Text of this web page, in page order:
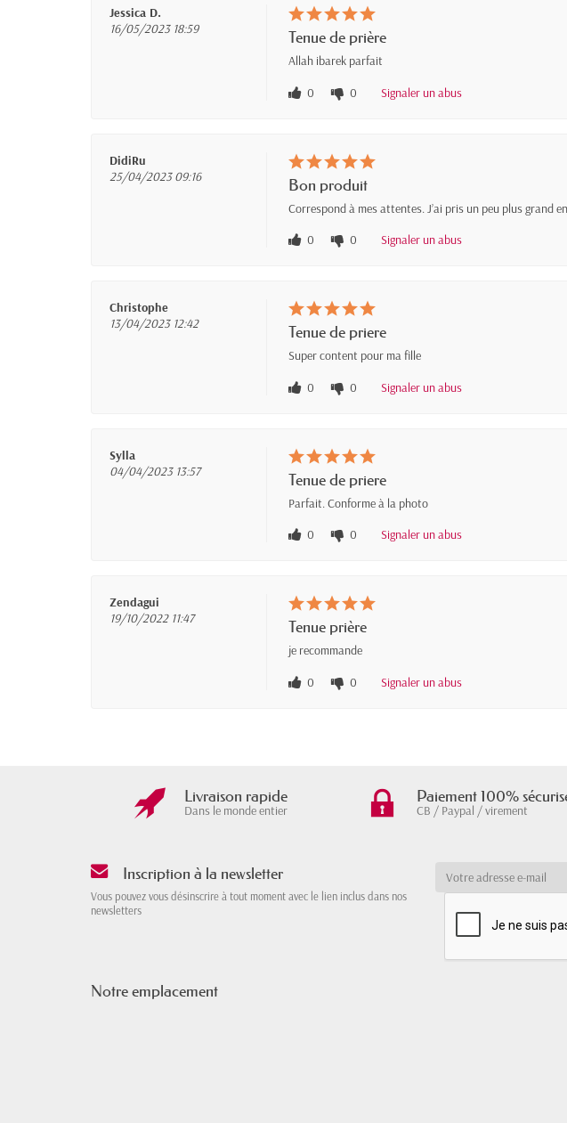
Jessica D.
16/05/2023 18:59
Tenue de prière
Allah ibarek parfait
0
0 Signaler un abus
DidiRu
25/04/2023 09:16
Bon produit
Correspond à mes attentes. J’ai pris un peu plus grand
0
0 Signaler un abus
Christophe
13/04/2023 12:42
Tenue de priere
Super content pour ma fille
0
0 Signaler un abus
Sylla
04/04/2023 13:57
Tenue de priere
Parfait. Conforme à la photo
0
0 Signaler un abus
Zendagui
19/10/2022 11:47
Tenue prière
je recommande
0
0 Signaler un abus
Livraison rapide
Dans le monde entier
Paiement 100%
CB / Paypal / virement
Inscription à la newsletter
Vous pouvez vous désinscrire à tout moment avec le lien inclus dans nos
newsletters
Notre emplacement